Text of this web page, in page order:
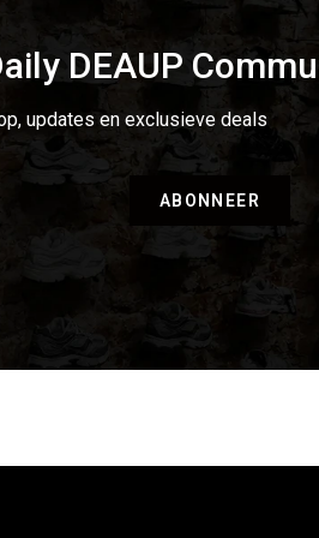
DEAUP
updates en exclusieve deals
ABONNEER